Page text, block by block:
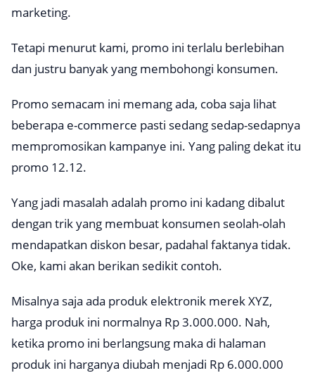
marketing.
Tetapi menurut kami, promo ini terlalu berlebihan
dan justru banyak yang membohongi konsumen.
Promo semacam ini memang ada, coba saja lihat
beberapa e-commerce pasti sedang sedap-sedapnya
mempromosikan kampanye ini. Yang paling dekat itu
promo 12.12.
Yang jadi masalah adalah promo ini kadang dibalut
dengan trik yang membuat konsumen seolah-olah
mendapatkan diskon besar, padahal faktanya tidak.
Oke, kami akan berikan sedikit contoh.
Misalnya saja ada produk elektronik merek XYZ,
harga produk ini normalnya Rp 3.000.000. Nah,
ketika promo ini berlangsung maka di halaman
produk ini harganya diubah menjadi Rp 6.000.000